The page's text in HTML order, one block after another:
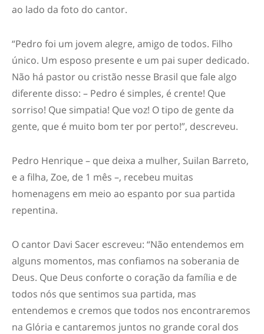
ao lado da foto do cantor.
“Pedro foi um jovem alegre, amigo de todos. Filho
único. Um esposo presente e um pai super dedicado.
Não há pastor ou cristão nesse Brasil que fale algo
diferente disso: – Pedro é simples, é crente! Que
sorriso! Que simpatia! Que voz! O tipo de gente da
gente, que é muito bom ter por perto!”, descreveu.
Pedro Henrique – que deixa a mulher, Suilan Barreto,
e a filha, Zoe, de 1 mês –, recebeu muitas
homenagens em meio ao espanto por sua partida
repentina.
O cantor Davi Sacer escreveu: “Não entendemos em
alguns momentos, mas confiamos na soberania de
Deus. Que Deus conforte o coração da família e de
todos nós que sentimos sua partida, mas
entendemos e cremos que todos nos encontraremos
na Glória e cantaremos juntos no grande coral dos